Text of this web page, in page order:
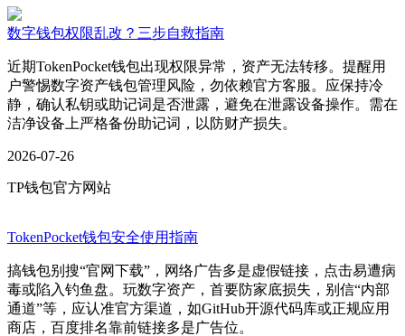
数字钱包权限乱改？三步自救指南
近期TokenPocket钱包出现权限异常，资产无法转移。提醒用
户警惕数字资产钱包管理风险，勿依赖官方客服。应保持冷
静，确认私钥或助记词是否泄露，避免在泄露设备操作。需在
洁净设备上严格备份助记词，以防财产损失。
2026-07-26
TP钱包官方网站
TokenPocket钱包安全使用指南
搞钱包别搜“官网下载”，网络广告多是虚假链接，点击易遭病
毒或陷入钓鱼盘。玩数字资产，首要防家底损失，别信“内部
通道”等，应认准官方渠道，如GitHub开源代码库或正规应用
商店，百度排名靠前链接多是广告位。